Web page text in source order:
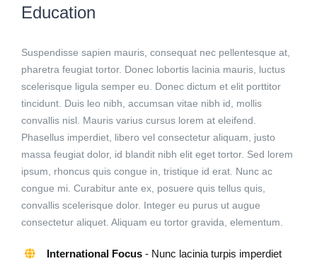
Education
Suspendisse sapien mauris, consequat nec pellentesque at,
pharetra feugiat tortor. Donec lobortis lacinia mauris, luctus
scelerisque ligula semper eu. Donec dictum et elit porttitor
tincidunt. Duis leo nibh, accumsan vitae nibh id, mollis
convallis nisl. Mauris varius cursus lorem at eleifend.
Phasellus imperdiet, libero vel consectetur aliquam, justo
massa feugiat dolor, id blandit nibh elit eget tortor. Sed lorem
ipsum, rhoncus quis congue in, tristique id erat. Nunc ac
congue mi. Curabitur ante ex, posuere quis tellus quis,
convallis scelerisque dolor. Integer eu purus ut augue
consectetur aliquet. Aliquam eu tortor gravida, elementum.
International Focus - Nunc lacinia turpis imperdiet